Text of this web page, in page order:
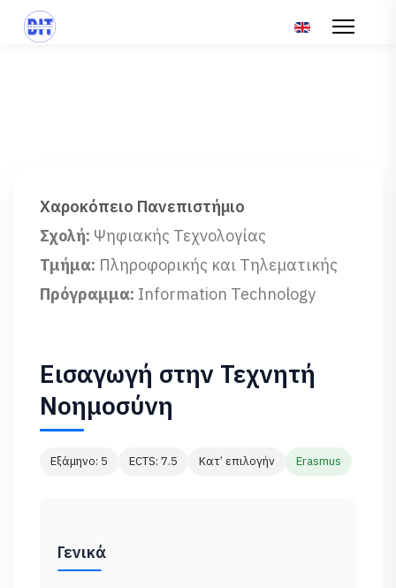
Επιλέξτε τη
Χαροκόπειο Πανεπιστήμιο
Σχολή: Ψηφιακής Τεχνολογίας
Τμήμα: Πληροφορικής και Τηλεματικής
Πρόγραμμα: Information Technology
Εισαγωγή στην Τεχνητή
Νοημοσύνη
Εξάμηνο: 5 ECTS: 7.5 Κατ’ επιλογήν Erasmus
Γενικά